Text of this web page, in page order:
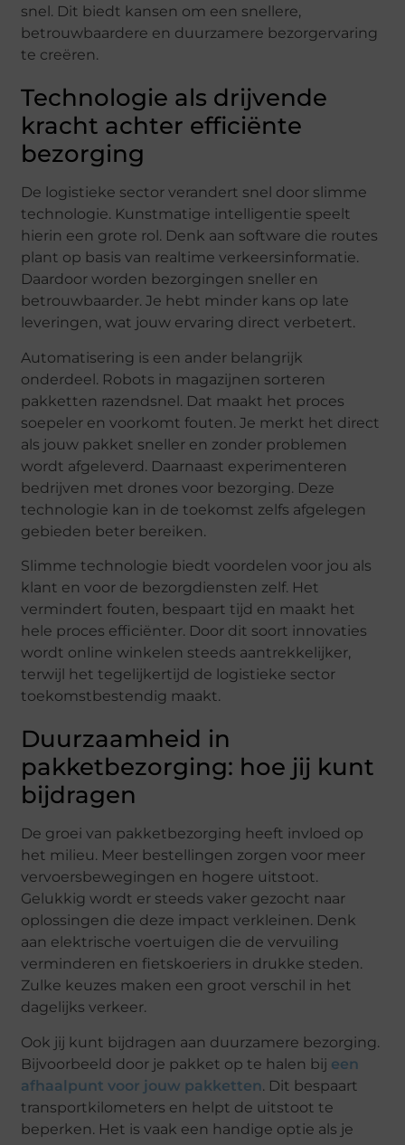
snel. Dit biedt kansen om een snellere,
betrouwbaardere en duurzamere bezorgervaring
te creëren.
Technologie als drijvende
kracht achter efficiënte
bezorging
De logistieke sector verandert snel door slimme
technologie. Kunstmatige intelligentie speelt
hierin een grote rol. Denk aan software die routes
plant op basis van realtime verkeersinformatie.
Daardoor worden bezorgingen sneller en
betrouwbaarder. Je hebt minder kans op late
leveringen, wat jouw ervaring direct verbetert.
Automatisering is een ander belangrijk
onderdeel. Robots in magazijnen sorteren
pakketten razendsnel. Dat maakt het proces
soepeler en voorkomt fouten. Je merkt het direct
als jouw pakket sneller en zonder problemen
wordt afgeleverd. Daarnaast experimenteren
bedrijven met drones voor bezorging. Deze
technologie kan in de toekomst zelfs afgelegen
gebieden beter bereiken.
Slimme technologie biedt voordelen voor jou als
klant en voor de bezorgdiensten zelf. Het
vermindert fouten, bespaart tijd en maakt het
hele proces efficiënter. Door dit soort innovaties
wordt online winkelen steeds aantrekkelijker,
terwijl het tegelijkertijd de logistieke sector
toekomstbestendig maakt.
Duurzaamheid in
pakketbezorging: hoe jij kunt
bijdragen
De groei van pakketbezorging heeft invloed op
het milieu. Meer bestellingen zorgen voor meer
vervoersbewegingen en hogere uitstoot.
Gelukkig wordt er steeds vaker gezocht naar
oplossingen die deze impact verkleinen. Denk
aan elektrische voertuigen die de vervuiling
verminderen en fietskoeriers in drukke steden.
Zulke keuzes maken een groot verschil in het
dagelijks verkeer.
Ook jij kunt bijdragen aan duurzamere bezorging.
Bijvoorbeeld door je pakket op te halen bij een
afhaalpunt voor jouw pakketten. Dit bespaart
transportkilometers en helpt de uitstoot te
beperken. Het is vaak een handige optie als je